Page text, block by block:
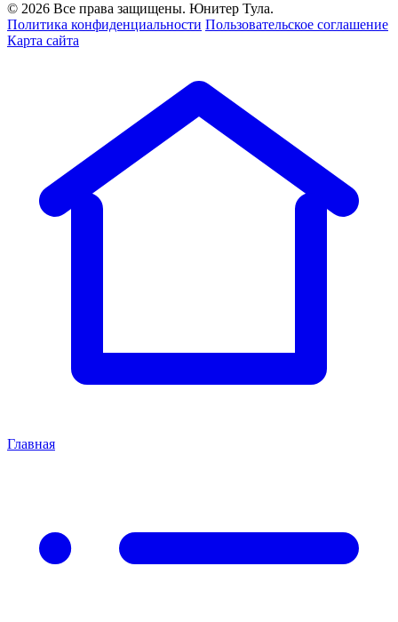
© 2026 Все права защищены. Юнитер Тула.
Политика конфиденциальности Пользовательское соглашение
Карта сайта
Главная